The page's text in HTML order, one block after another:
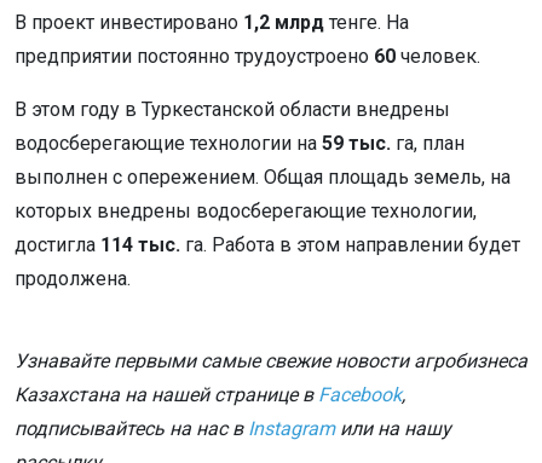
В проект инвестировано 1,2 млрд тенге. На
предприятии постоянно трудоустроено 60 человек.
В этом году в Туркестанской области внедрены
водосберегающие технологии на 59 тыс. га, план
выполнен с опережением. Общая площадь земель, на
которых внедрены водосберегающие технологии,
достигла 114 тыс. га. Работа в этом направлении будет
продолжена.
Узнавайте первыми самые свежие новости агробизнеса
Казахстана на нашей странице в Facebook,
подписывайтесь на нас в Instagramили на нашу